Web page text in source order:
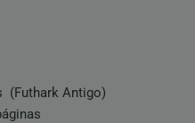
(Futhark Antigo)